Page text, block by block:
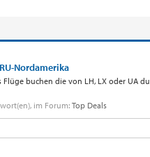
Nordamerika
buchen die von LH, LX oder UA
im Forum:Top Deals